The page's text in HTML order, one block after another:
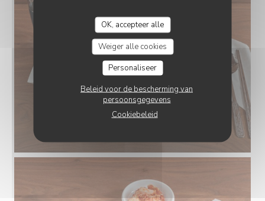
OK, accepteer alle
Weiger alle cookies
Personaliseer
Beleid voor de bescherming van
persoonsgegevens
Cookiebeleid